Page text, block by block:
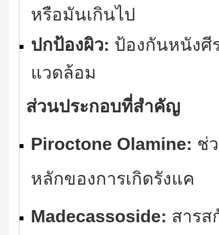
หรือมันเกินไป
ปกป้องผิว: ป้องกันหนังศี
แวดล้อม
ส่วนประกอบที่สำคัญ
Piroctone Olamine: ช่
หลักของการเกิดรังแค
Madecassoside: สารส